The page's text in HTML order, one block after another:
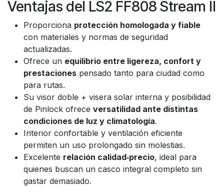
Ventajas del LS2 FF808 Stream II
Proporciona protección homologada y fiable
con materiales y normas de seguridad
actualizadas.
Ofrece un equilibrio entre ligereza, confort y
prestaciones pensado tanto para ciudad como
para rutas.
Su visor doble + visera solar interna y posibilidad
de Pinlock ofrece versatilidad ante distintas
condiciones de luz y climatología.
Interior confortable y ventilación eficiente
permiten un uso prolongado sin molestias.
Excelente relación calidad‑precio, ideal para
quienes buscan un casco integral completo sin
gastar demasiado.